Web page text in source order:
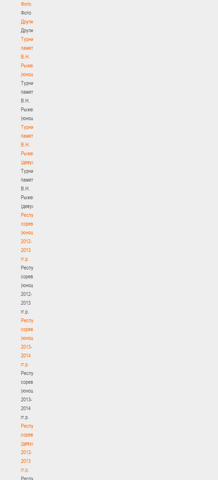
Фото
Фото
Другие
Другие
Турнир
памяти
В.Н.
Рыженкова
(юноши)
Турнир
памяти
В.Н.
Рыженкова
(юноши)
Турнир
памяти
В.Н.
Рыженкова
(девушки)
Турнир
памяти
В.Н.
Рыженкова
(девушки)
Республиканские
соревнования
(юноши)
2012-
2013
гг.р.
Республиканские
соревнования
(юноши)
2012-
2013
гг.р.
Республиканские
соревнования
(юноши)
2013-
2014
гг.р.
Республиканские
соревнования
(юноши)
2013-
2014
гг.р.
Республиканские
соревнования
(девушки)
2012-
2013
гг.р.
Республиканские